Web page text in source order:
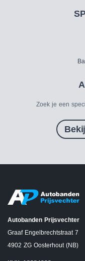
Zoek je een
Autobanden Prijsvechter
Graaf Engelbrechtstraat 7
4902 ZG Oosterhout (NB)